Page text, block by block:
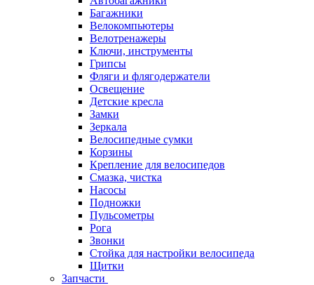
Багажники
Велокомпьютеры
Велотренажеры
Ключи, инструменты
Грипсы
Фляги и флягодержатели
Освещение
Детские кресла
Замки
Зеркала
Велосипедные сумки
Корзины
Крепление для велосипедов
Смазка, чистка
Насосы
Подножки
Пульсометры
Рога
Звонки
Стойка для настройки велосипеда
Щитки
Запчасти